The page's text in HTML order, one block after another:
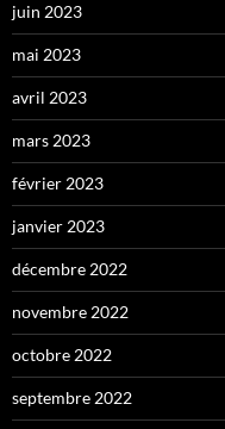
juin 2023
mai 2023
avril 2023
mars 2023
février 2023
janvier 2023
décembre 2022
novembre 2022
octobre 2022
septembre 2022